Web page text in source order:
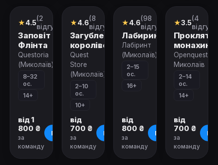
Ролевой
квест
★4.5(2
відгуки)
Заповіт
Флінта
Questoria
(Миколаїв)
8–32
ос.
14+
від 1
800 ₴
за
команду
Про квест
Квест
★4.6(8
відгуків)
Загублене
королівство
Quest
Store
(Миколаїв)
2–10
ос.
10+
від
700 ₴
за
команду
Про квест
Екшн-
гра
★4.6(98
відгуків)
Лабиринт
Лабіринт
(Миколаїв)
2–15
ос.
16+
від
800 ₴
за
команду
Про квест
Квест
★3.5(4
монахини
Openquest
Миколаїв
2–14
ос.
14+
від
700 ₴
за
команду